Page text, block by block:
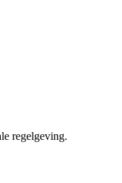
regelgeving.